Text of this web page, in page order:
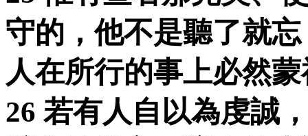
守的，他不是聽了就
人在所行的事上必然
26 若有人自以為虔誠